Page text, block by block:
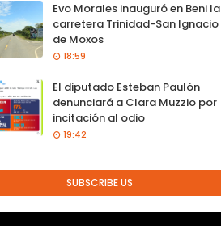
Evo Morales inauguró en Beni la
carretera Trinidad-San Ignacio
de Moxos
18:59
El diputado Esteban Paulón
denunciará a Clara Muzzio por
incitación al odio
19:42
SUBSCRIBE US